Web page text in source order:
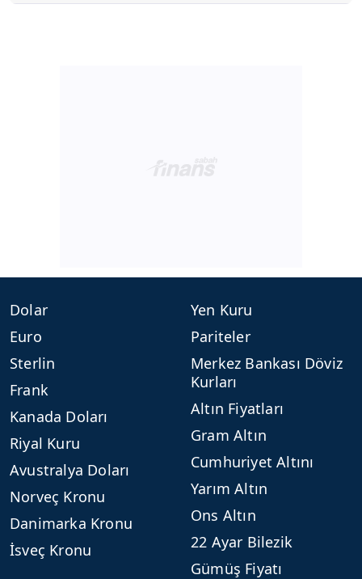
Dolar
Euro
Sterlin
Frank
Kanada Doları
Riyal Kuru
Avustralya Doları
Norveç Kronu
Danimarka Kronu
İsveç Kronu
Yen Kuru
Pariteler
Merkez Bankası Döviz
Kurları
Altın Fiyatları
Gram Altın
Cumhuriyet Altını
Yarım Altın
Ons Altın
22 Ayar Bilezik
Gümüş Fiyatı